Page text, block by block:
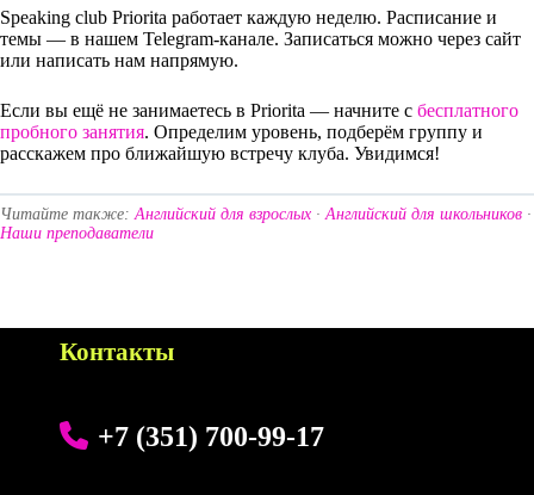
Speaking club Priorita работает каждую неделю. Расписание и
темы — в нашем Telegram-канале. Записаться можно через сайт
или написать нам напрямую.
Если вы ещё не занимаетесь в Priorita — начните с бесплатного
пробного занятия. Определим уровень, подберём группу и
расскажем про ближайшую встречу клуба. Увидимся!
Читайте также:Английский для взрослых ·Английский для школьников ·
Наши преподаватели
Контакты
+7 (351) 700-99-17